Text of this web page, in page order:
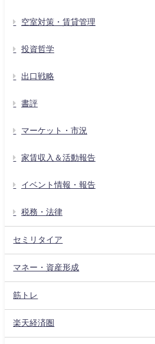
空室対策・賃貸管理
投資哲学
出口戦略
書評
マーケット・市況
家賃収入＆活動報告
イベント情報・報告
税務・法律
セミリタイア
マネー・資産形成
筋トレ
楽天経済圏